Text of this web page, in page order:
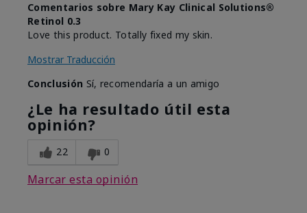
Comentarios sobre Mary Kay Clinical Solutions®
Retinol 0.3
Love this product. Totally fixed my skin.
Mostrar Traducción
Conclusión Sí, recomendaría a un amigo
¿Le ha resultado útil esta
opinión?
22 0
Marcar esta opinión